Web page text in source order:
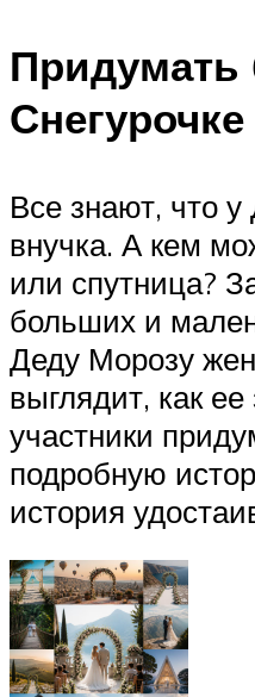
Придумать
Снегурочке
Все знают, что
внучка. А кем
или спутница?
больших и
Деду Морозу
выглядит, как ее
участники
подробную
история